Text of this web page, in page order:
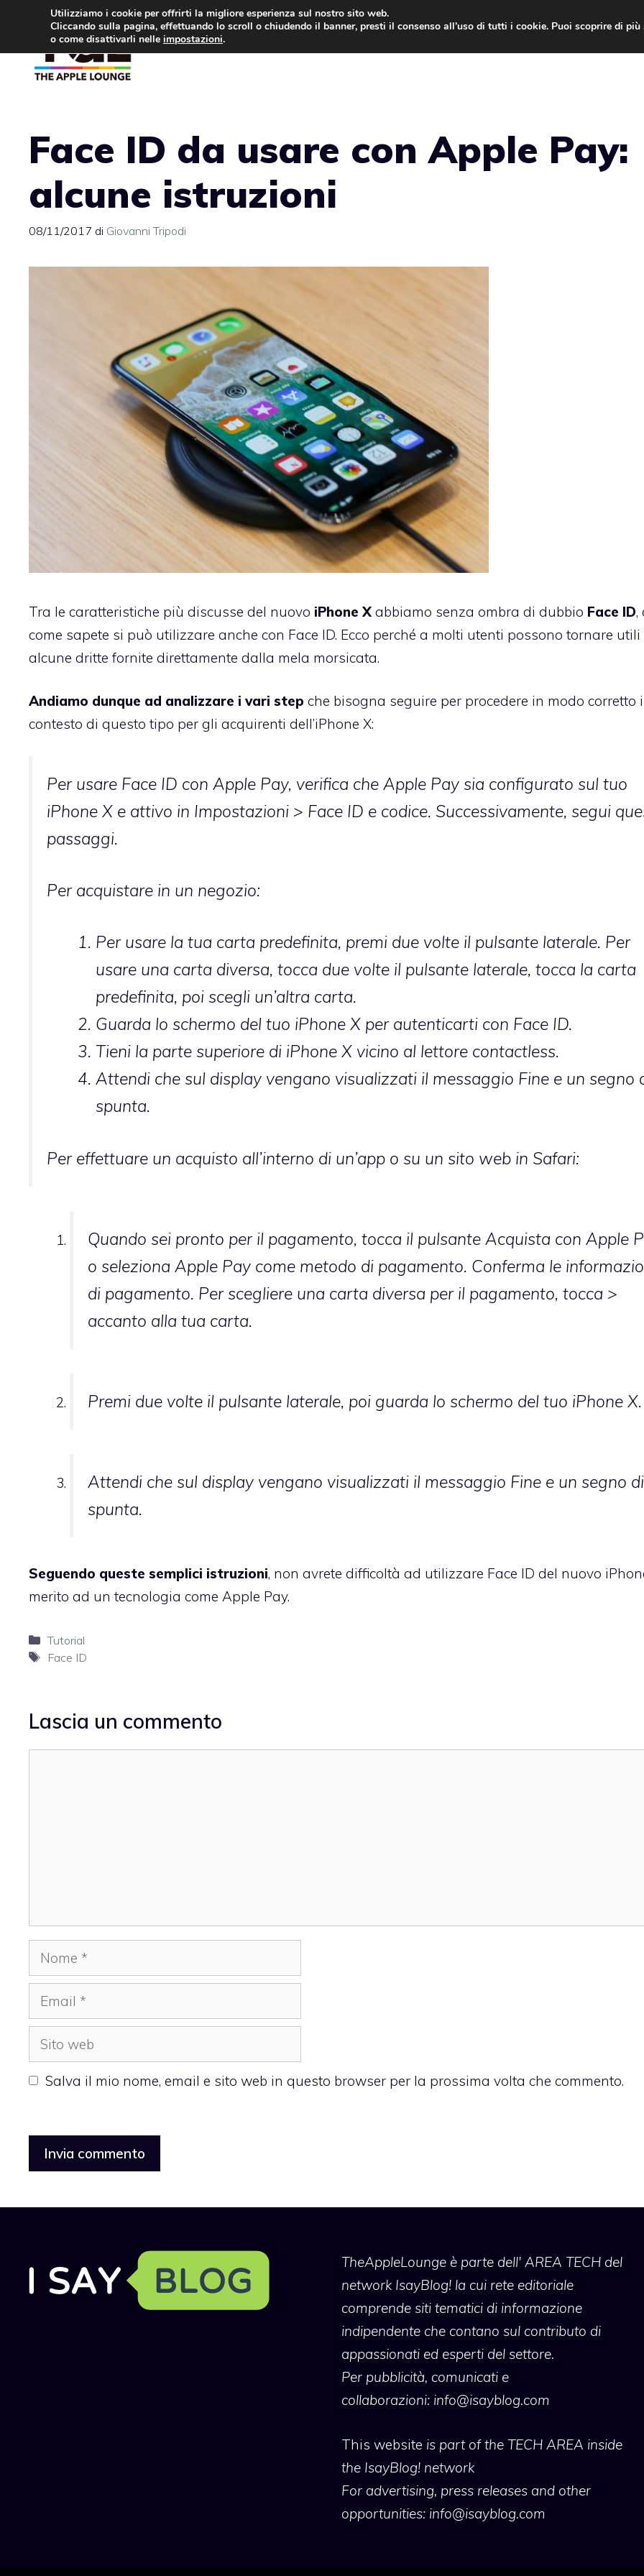
contenuto
Face ID da usare con Apple Pay:
alcune istruzioni
08/11/2017 di Giovanni Tripodi
Tra le caratteristiche più discusse del nuovo iPhone X abbiamo senza ombra di dubbio Face ID,
come sapete si può utilizzare anche con Face ID. Ecco perché a molti utenti possono tornare utili
alcune dritte fornite direttamente dalla mela morsicata.
Andiamo dunque ad analizzare i vari step che bisogna seguire per procedere in modo corretto
contesto di questo tipo per gli acquirenti dell’iPhone X:
Per usare Face ID con Apple Pay, verifica che Apple Pay sia configurato sul tuo
iPhone X e attivo in Impostazioni > Face ID e codice. Successivamente, segui
passaggi.
Per acquistare in un negozio:
Per usare la tua carta predefinita, premi due volte il pulsante laterale. Per
usare una carta diversa, tocca due volte il pulsante laterale, tocca la carta
predefinita, poi scegli un’altra carta.
Guarda lo schermo del tuo iPhone X per autenticarti con Face ID.
Tieni la parte superiore di iPhone X vicino al lettore contactless.
Attendi che sul display vengano visualizzati il messaggio Fine e un segno
spunta.
Per effettuare un acquisto all’interno di un’app o su un sito web in Safari:
Quando sei pronto per il pagamento, tocca il pulsante Acquista con Apple
o seleziona Apple Pay come metodo di pagamento. Conferma le
di pagamento. Per scegliere una carta diversa per il pagamento, tocca >
accanto alla tua carta.
Premi due volte il pulsante laterale, poi guarda lo schermo del tuo iPhone X.
Attendi che sul display vengano visualizzati il messaggio Fine e un segno di
spunta.
Seguendo queste semplici istruzioni, non avrete difficoltà ad utilizzare Face ID del nuovo
merito ad un tecnologia come Apple Pay.
Categorie
Tutorial
Tag
Face ID
Lascia un commento
Nome
Email
Sito
web
Salva il mio nome, email e sito web in questo browser per la prossima volta che commento.
TheAppleLoungeè parte dell' AREA TECH del
network IsayBlog! la cui rete editoriale
comprende siti tematici di informazione
indipendente che contano sul contributo di
appassionati ed esperti del settore.
Per pubblicità, comunicati e
collaborazioni: info@isayblog.com
This website is part of the TECH AREA inside
the IsayBlog! network
For advertising, press releases and other
opportunities: info@isayblog.com
Utilizziamo i cookie per offrirti la migliore esperienza sul nostro sito web.
Cliccando sulla pagina, effettuando lo scroll o chiudendo il banner, presti il consenso all’uso di tutti i cookie. Puoi scoprire di
o come disattivarli nelle impostazioni.